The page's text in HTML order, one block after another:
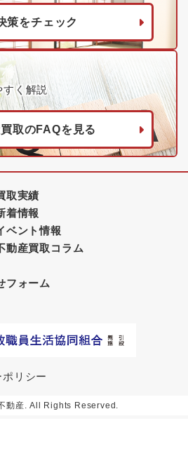
策をチェック
すく解説
取のFAQを見る
取実績
着情報
ベント情報
動産買取コラム
フォーム
リシー
動産. All Rights Reserved.